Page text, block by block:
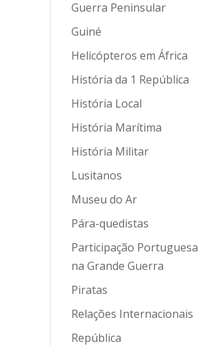
Guerra Peninsular
Guiné
Helicópteros em África
História da 1 República
História Local
História Marítima
História Militar
Lusitanos
Museu do Ar
Pára-quedistas
Participação Portuguesa
na Grande Guerra
Piratas
Relações Internacionais
República